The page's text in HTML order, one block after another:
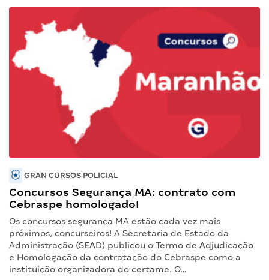
GRAN CURSOS POLICIAL
Concursos Segurança MA: contrato com
Cebraspe homologado!
Os concursos segurança MA estão cada vez mais
próximos, concurseiros! A Secretaria de Estado da
Administração (SEAD) publicou o Termo de Adjudicação
e Homologação da contratação do Cebraspe como a
instituição organizadora do certame. O…